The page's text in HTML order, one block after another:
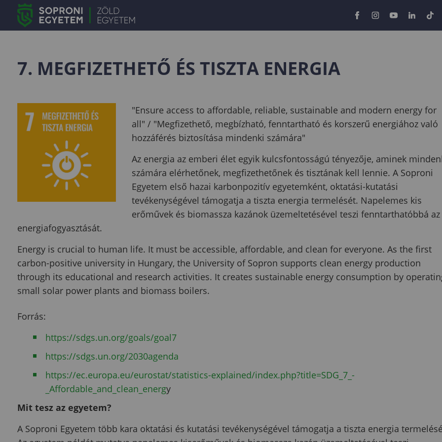
7. MEGFIZETHETŐ ÉS TISZTA ENERGIA
"Ensure access to affordable, reliable, sustainable and modern energy for
all" / "Megfizethető, megbízható, fenntartható és korszerű energiához való
hozzáférés biztosítása mindenki számára"
Az energia az emberi élet egyik kulcsfontosságú tényezője, aminek
számára elérhetőnek, megfizethetőnek és tisztának kell lennie. A Soproni
Egyetem első hazai karbonpozitív egyetemként, oktatási-kutatási
tevékenységével támogatja a tiszta energia termelését. Napelemes kis
erőművek és biomassza kazánok üzemeltetésével teszi fenntarthatóbbá az
energiafogyasztását.
Energy is crucial to human life. It must be accessible, affordable, and clean for everyone. As the first
carbon-positive university in Hungary, the University of Sopron supports clean energy production
through its educational and research activities. It creates sustainable energy consumption by
small solar power plants and biomass boilers.
Forrás:
https://sdgs.un.org/goals/goal7
https://sdgs.un.org/2030agenda
https://ec.europa.eu/eurostat/statistics-explained/index.php?title=SDG_7_-
_Affordable_and_clean_energy
Mit tesz az egyetem?
A Soproni Egyetem több kara oktatási és kutatási tevékenységével támogatja a tiszta energia